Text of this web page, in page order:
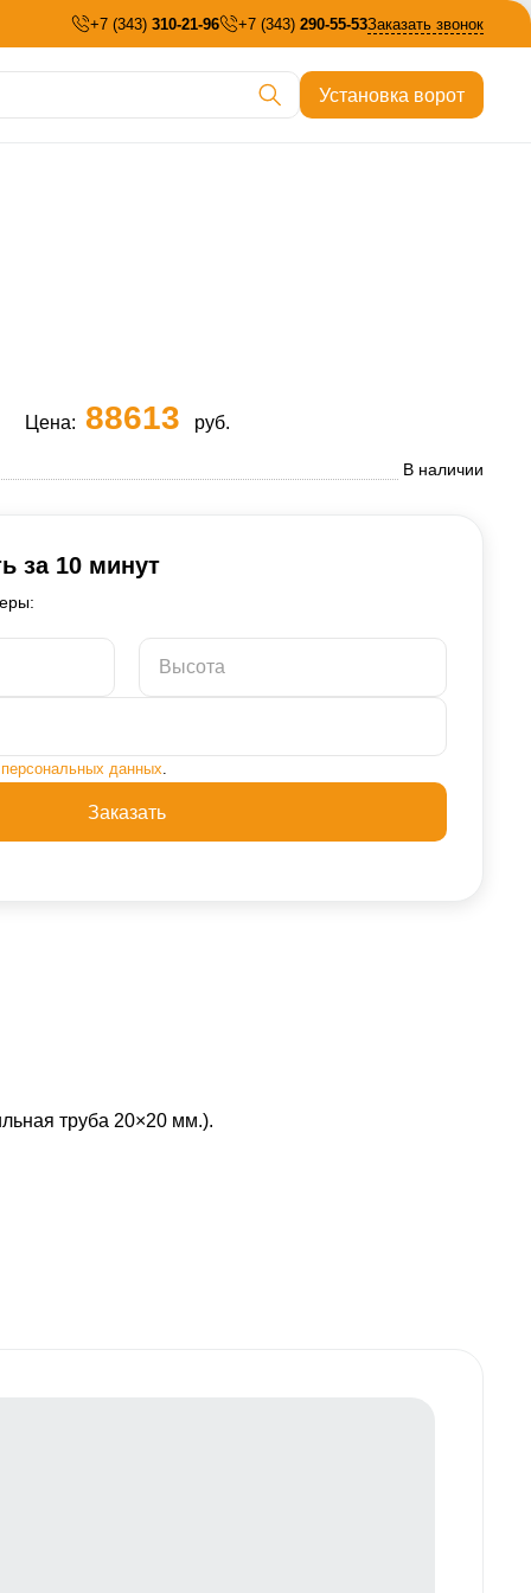
+7 (343) 310-21-96 +7 (343) 290-55-53Заказать звонок
Установка ворот
Цена: 88613 руб.
В наличии
за 10 минут
персональных данных
Заказать
труба 20×20 мм.).